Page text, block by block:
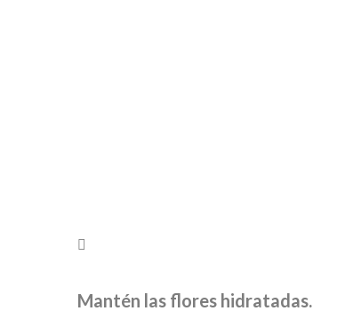
Mantén las flores hidratadas.